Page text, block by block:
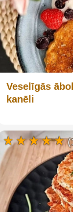
Veselīgās
kanēli